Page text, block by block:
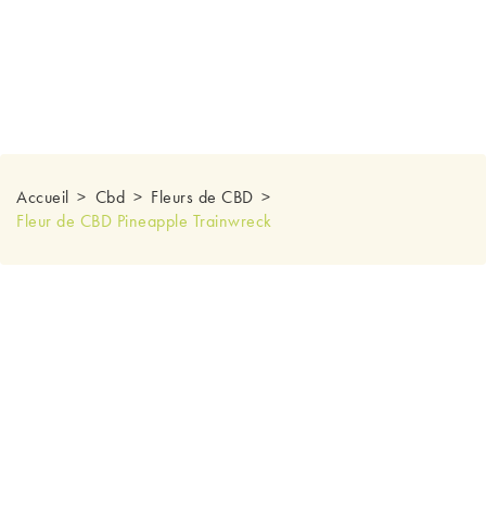
Accueil Cbd
Fleurs de CBD
Fleur de CBD Pineapple Trainwreck